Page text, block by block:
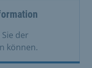
der
können.